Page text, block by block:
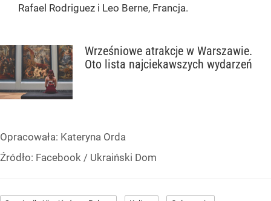
Rafael Rodriguez i Leo Berne, Francja.
Wrześniowe atrakcje w Warszawie.
Oto lista najciekawszych wydarzeń
Opracowała: Kateryna Orda
Źródło: Facebook / Ukraiński Dom